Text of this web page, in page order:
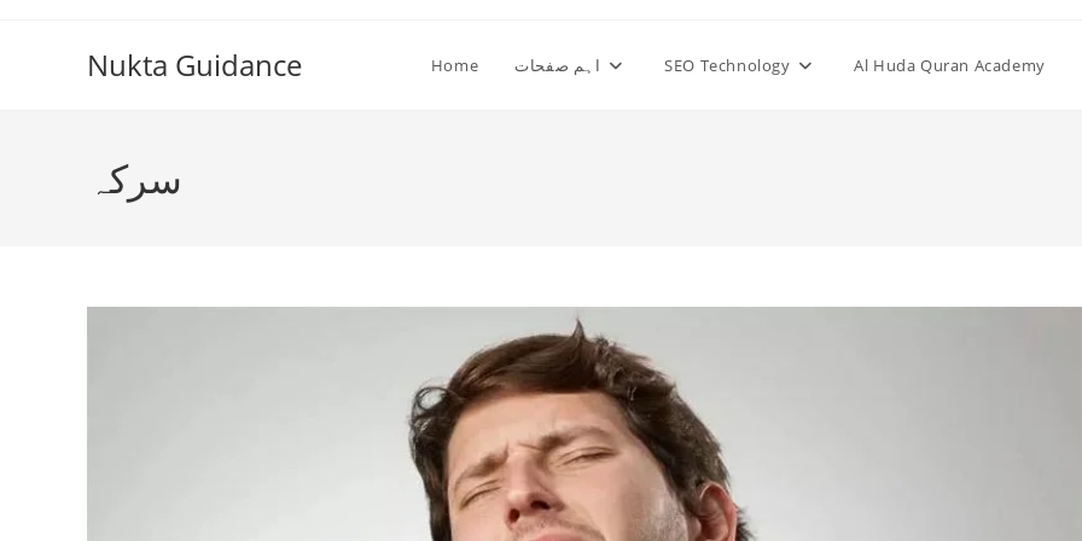
Nukta Guidance Home اہم صفحات SEO Technology Al Huda Quran Academy
سرکہ